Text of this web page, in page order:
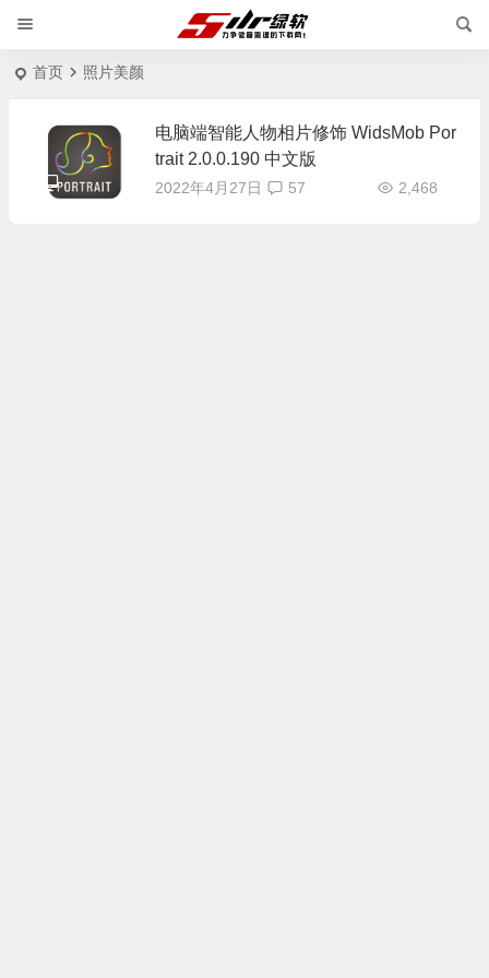
首页 照片美颜
电脑端智能人物相片修饰 WidsMob Por
trait 2.0.0.190 中文版
2022年4月27日 2,468
57